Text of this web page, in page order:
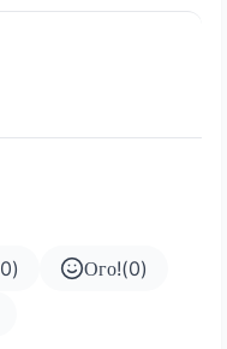
0) Ого!(0)